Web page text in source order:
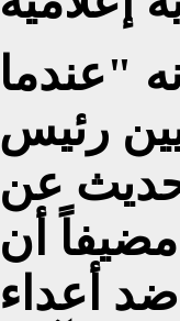
"عندما
رئيس
عن
أن
أعداء